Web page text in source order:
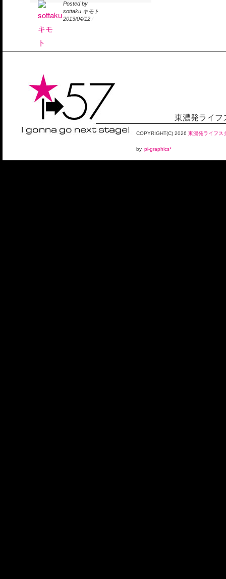
Posted by
sottaku キモト
2013/04/12 /
Posted by
sottaku キモト
2013/04/12 /
東濃発ライフ
COPYRIGHT(C) 2026 東濃発ライフス
by pi-graphics*